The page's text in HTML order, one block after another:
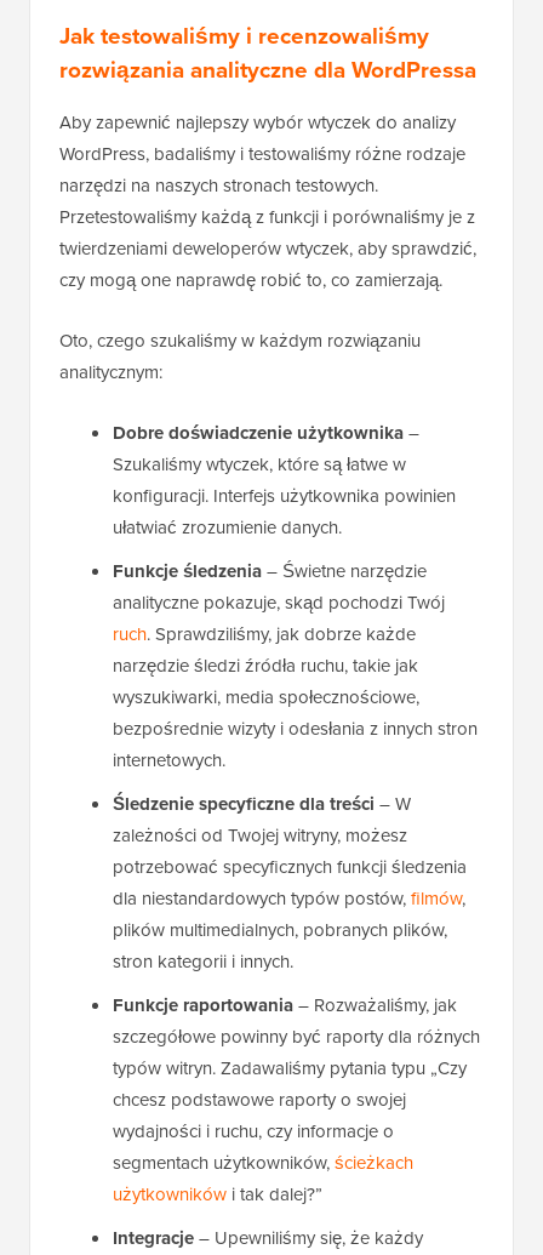
Jak testowaliśmy i recenzowaliśmy
rozwiązania analityczne dla WordPressa
Aby zapewnić najlepszy wybór wtyczek do analizy
WordPress, badaliśmy i testowaliśmy różne rodzaje
narzędzi na naszych stronach testowych.
Przetestowaliśmy każdą z funkcji i porównaliśmy je z
twierdzeniami deweloperów wtyczek, aby sprawdzić,
czy mogą one naprawdę robić to, co zamierzają.
Oto, czego szukaliśmy w każdym rozwiązaniu
analitycznym:
Dobre doświadczenie użytkownika–
Szukaliśmy wtyczek, które są łatwe w
konfiguracji. Interfejs użytkownika powinien
ułatwiać zrozumienie danych.
Funkcje śledzenia– Świetne narzędzie
analityczne pokazuje, skąd pochodzi Twój
ruch. Sprawdziliśmy, jak dobrze każde
narzędzie śledzi źródła ruchu, takie jak
wyszukiwarki, media społecznościowe,
bezpośrednie wizyty i odesłania z innych stron
internetowych.
Śledzenie specyficzne dla treści – W
zależności od Twojej witryny, możesz
potrzebować specyficznych funkcji śledzenia
dla niestandardowych typów postów,filmów,
plików multimedialnych, pobranych plików,
stron kategorii i innych.
Funkcje raportowania– Rozważaliśmy, jak
szczegółowe powinny być raporty dla różnych
typów witryn. Zadawaliśmy pytania typu „Czy
chcesz podstawowe raporty o swojej
wydajności i ruchu, czy informacje o
segmentach użytkowników,ścieżkach
użytkowników i tak dalej?”
Integracje– Upewniliśmy się, że każdy